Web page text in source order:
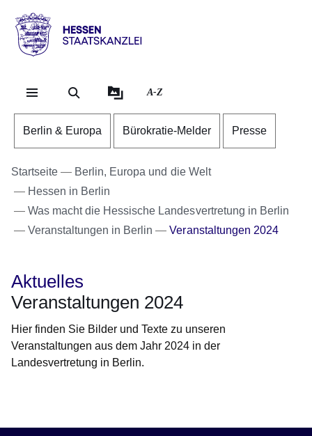
Hessen
Staatskanzlei
A-Z
Berlin & Europa Bürokratie-Melder Presse
Startseite
Berlin, Europa und die Welt
Hessen in Berlin
Was macht die Hessische Landesvertretung in Berlin
Veranstaltungen in Berlin
Veranstaltungen 2024
Aktuelles
Veranstaltungen 2024
Hier finden Sie Bilder und Texte zu unseren
Veranstaltungen aus dem Jahr 2024 in der
Landesvertretung in Berlin.